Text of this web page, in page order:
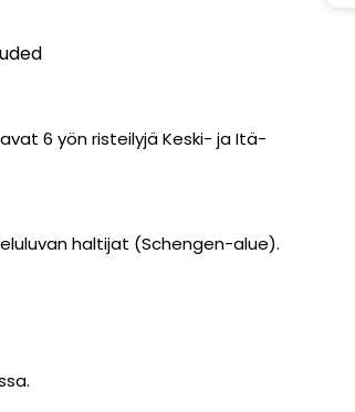
6 yön risteilyjä Keski- ja Itä-
haltijat (Schengen-alue).